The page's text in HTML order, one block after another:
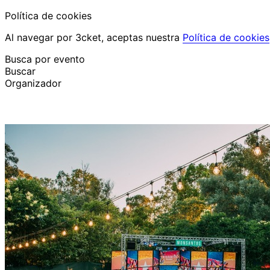
Política de cookies
Al navegar por 3cket, aceptas nuestra Política de cookies
Busca por evento
Buscar
Organizador
Español
Ayuda al participante
LoginPromover evento